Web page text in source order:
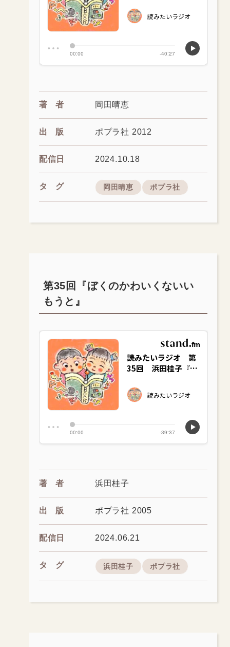
著者 岡田晴恵
出版 ポプラ社 2012
配信日 2024.10.18
タグ 岡田晴恵 ポプラ社
第35回『ぼくのかわいくないい
もうと』
著者 浜田桂子
出版 ポプラ社 2005
配信日 2024.06.21
タグ 浜田桂子 ポプラ社